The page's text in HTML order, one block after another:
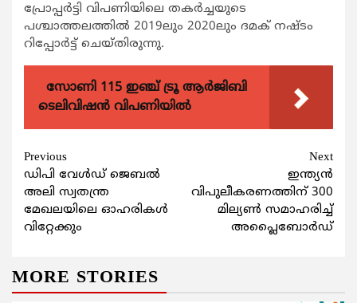
പ്രോപ്പര്‍ട്ടി വിപണിയിലെ തകര്‍ച്ചയുടെ
പശ്ചാത്തലത്തില്‍ 2019ലും 2020ലും ദമക് നഷ്ടം
റിപ്പോര്‍ട്ട് ചെയ്തിരുന്നു.
സോണി 115 ഇഞ്ച് ട്രൂ ആർജിബി
ടെലിവിഷൻ വിപണിയിൽ
Continue
Reading
Previous
ഡിപി വേള്‍ഡ് ജെബല്‍
അലി സ്വതന്ത്ര
മേഖലയിലെ ഓഹരികള്‍
വിറ്റേക്കും
Next
ഇന്ത്യന്‍
വിപുലീകരണത്തിന് 300
മില്യണ്‍ സമാഹരിച്ച്
അപ്ലൈബോര്‍ഡ്
MORE STORIES